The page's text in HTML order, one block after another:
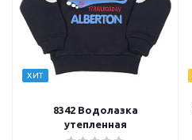
ХИТ
8342 Водолазка
утепленная